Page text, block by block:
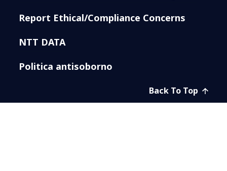
Report Ethical/Compliance Concerns
NTT DATA
Politica antisoborno
Back To Top